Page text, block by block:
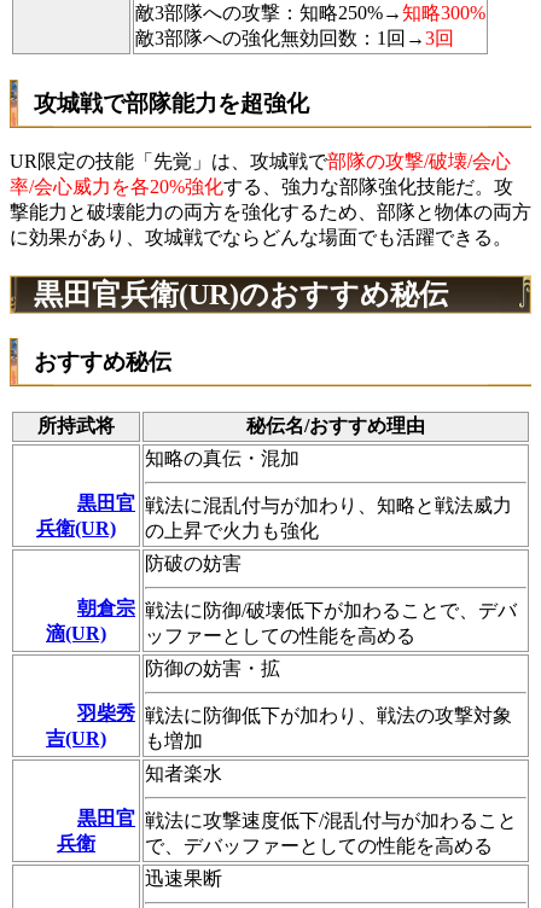
敵3部隊への攻撃：知略250%→知略300%
敵3部隊への強化無効回数：1回→3回
攻城戦で部隊能力を超強化
UR限定の技能「先覚」は、攻城戦で部隊の攻撃/破壊/会心
率/会心威力を各20%強化する、強力な部隊強化技能だ。攻
撃能力と破壊能力の両方を強化するため、部隊と物体の両方
に効果があり、攻城戦でならどんな場面でも活躍できる。
黒田官兵衛(UR)のおすすめ秘伝
おすすめ秘伝
所持武将 秘伝名/おすすめ理由
黒田官
兵衛(UR)
知略の真伝・混加
戦法に混乱付与が加わり、知略と戦法威力
の上昇で火力も強化
朝倉宗
滴(UR)
防破の妨害
戦法に防御/破壊低下が加わることで、デバ
ッファーとしての性能を高める
羽柴秀
吉(UR)
防御の妨害・拡
戦法に防御低下が加わり、戦法の攻撃対象
も増加
黒田官
兵衛
知者楽水
戦法に攻撃速度低下/混乱付与が加わること
で、デバッファーとしての性能を高める
迅速果断